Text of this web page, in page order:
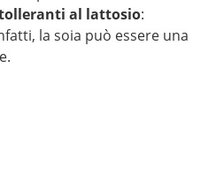
al lattosio:
la soia può essere una